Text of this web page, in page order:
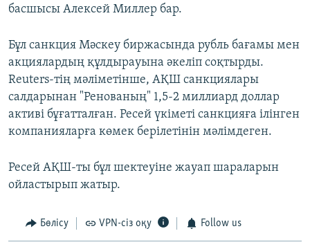
басшысы Алексей Миллер бар.
Бұл санкция Мәскеу биржасында рубль бағамы мен
акциялардың құлдырауына әкеліп соқтырды.
Reuters-тің мәліметінше, АҚШ санкциялары
салдарынан "Ренованың" 1,5-2 миллиард доллар
активі бұғатталған. Ресей үкіметі санкцияға ілінген
компанияларға көмек берілетінін мәлімдеген.
Ресей АҚШ-ты бұл шектеуіне жауап шараларын
ойластырып жатыр.
Бөлісу VPN-сіз оқу Follow us